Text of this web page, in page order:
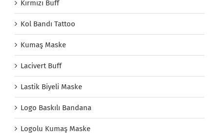
Kırmızı Buff
Kol Bandı Tattoo
Kumaş Maske
Lacivert Buff
Lastik Biyeli Maske
Logo Baskılı Bandana
Logolu Kumaş Maske